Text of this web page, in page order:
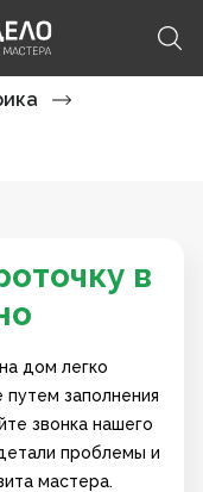
в
дом легко
заполнения
звонка нашего
проблемы и
мастера.